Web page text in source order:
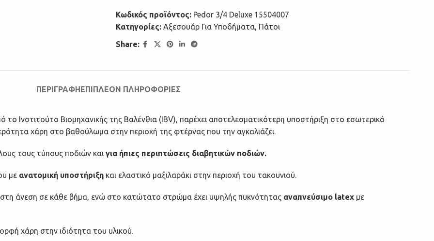
Κωδικός προϊόντος: Pedor 3/4 Deluxe 15504007
Κατηγορίες: Αξεσουάρ Για Υποδήματα, Πάτοι
Share:
ΠΕΡΙΓΡΑΦΉΕΠΙΠΛΈΟΝ ΠΛΗΡΟΦΟΡΊΕΣ
το Ινστιτούτο Βιομηχανικής της Βαλένθια (IBV), παρέχει αποτελεσματικότερη υποστήριξη στο εσωτερικό
χάρη στο βαθούλωμα στην περιοχή της φτέρνας που την αγκαλιάζει.
τους τύπους ποδιών και για ήπιες περιπτώσεις διαβητικών ποδιών.
με ανατομική υποστήριξη και ελαστικό μαξιλαράκι στην περιοχή του τακουνιού.
άνεση σε κάθε βήμα, ενώ στο κατώτατο στρώμα έχει υψηλής πυκνότητας αναπνεύσιμο latex με
χάρη στην ιδιότητα του υλικού.